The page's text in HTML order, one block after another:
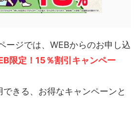
ージでは、WEBからのお申し込
限定！15％割引キャンペー
きる、お得なキャンペーンと